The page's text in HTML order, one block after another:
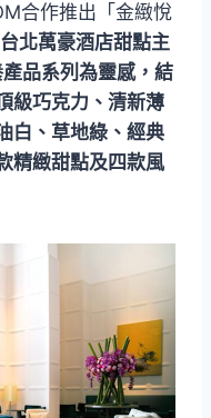
合作推出「金緻悅
北萬豪酒店甜點主
品系列為靈感，結
級巧克力、清新薄
白、草地綠、經典
精緻甜點及四款風